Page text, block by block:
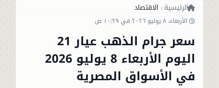
الرئيسية الاقتصاد
الأربعاء، ٨ يوليو ٢٠٢٦ في ١٠:٢٩ ص
سعر جرام الذهب عيار 21
اليوم الأربعاء 8 يوليو 2026
في الأسواق المصرية